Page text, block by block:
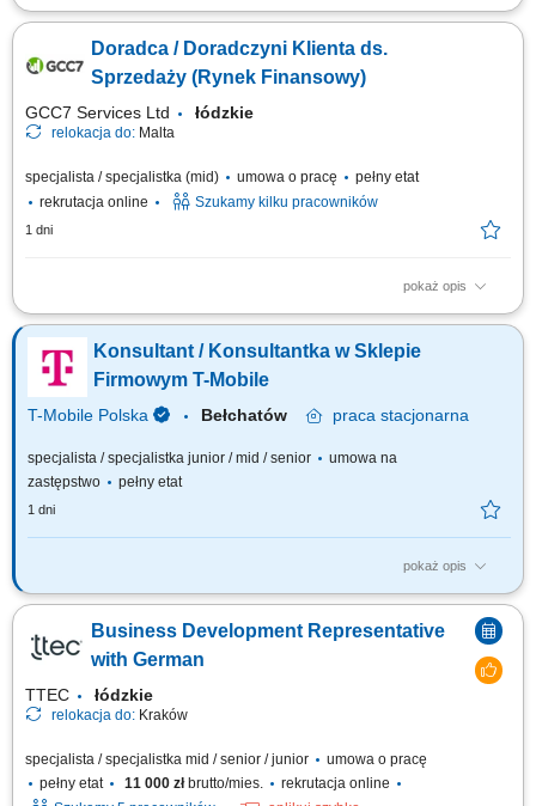
Opis stanowiska: Aktywne pozyskiwanie klientów instytucjonalnych i
Prowadzenie prezentacji rozwiązań edukacyjnych, asortymentu
rozwojowego oraz nowoczesnych elektroniki i wyposażenia dla
Doradca / Doradczyni Klienta ds.
Sprzedaży (Rynek Finansowy)
GCC7 Services Ltd łódzkie
relokacja do: Malta
specjalista / specjalistka (mid) umowa o pracę
pełny etat
rekrutacja online
Szukamy kilku pracowników
1 dni
pokaż opis
Zakres obowiązków: Telefoniczny kontakt z klientami zainteresowanymi
ofertą. Sprzedaż usług z obszaru finansów, w tym szkoleń dotyczących
edukacji finansowej. Budowanie długofalowych relacji z klientami oraz
pozyskiwanie nowych odbiorców dla partnerów biznesowych. Realizacja
celów...
Konsultant / Konsultantka w Sklepie
Firmowym T-Mobile
T-Mobile Polska Bełchatów praca stacjonarna
specjalista / specjalistka junior / mid / senior
umowa na
zastępstwo
pełny etat
1 dni
pokaż opis
Zadania, które na Ciebie czekają: 50% bieżąca obsługa klienta i
obowiązki salonowe, 50% kontakt telefoniczny z klientami; Profesjonalna
obsługa Klientów T-Mobile; Sprzedaż pełnej gamy produktów i usług
świadczonych przez T-Mobile z wykorzystaniem dostępnych kanałów
Business Development Representative
with German
TTEC łódzkie
relokacja do: Kraków
specjalista / specjalistka mid / senior / junior
umowa o pracę
pełny etat
11 000 złbrutto/mies.
rekrutacja online